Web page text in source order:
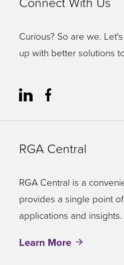
Curious? So are we.
up with better solutions
RGA Central
RGA Central is a
provides a single point
applications and insights.
Learn More